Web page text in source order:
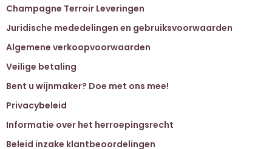
Champagne Terroir Leveringen
Juridische mededelingen en gebruiksvoorwaarden
Algemene verkoopvoorwaarden
Veilige betaling
Bent u wijnmaker? Doe met ons mee!
Privacybeleid
Informatie over het herroepingsrecht
Beleid inzake klantbeoordelingen